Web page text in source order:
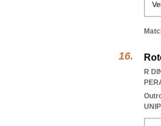
R
UNIP